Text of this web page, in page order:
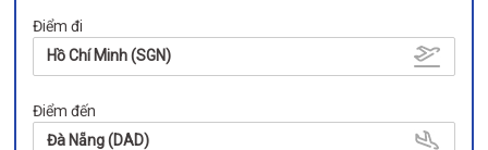
Điểm đi
Hồ Chí Minh (SGN)
Điểm đến
Đà Nẵng (DAD)